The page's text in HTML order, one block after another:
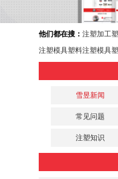
他们都在搜： 注塑加工
注塑模具塑料注塑模具
雪昱新闻
常见问题
注塑知识